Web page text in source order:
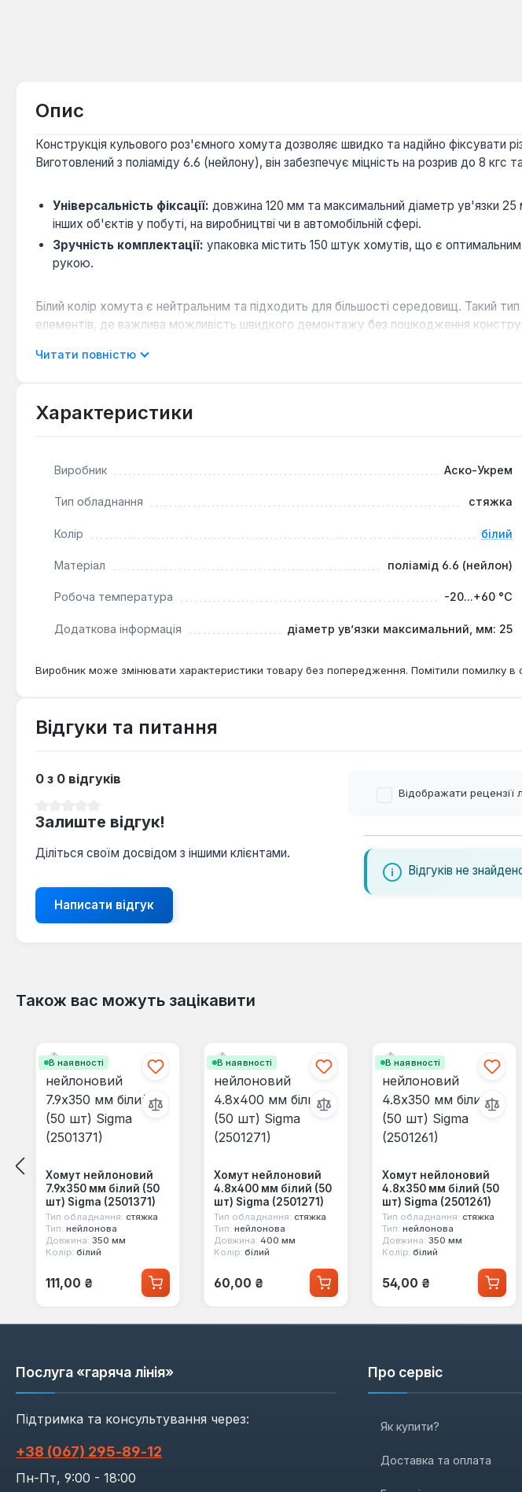
Опис
Конструкція кульового роз'ємного хомута дозволяє швидко та надійно фіксувати
Виготовлений з поліаміду 6.6 (нейлону), він забезпечує міцність на розрив до 8
Універсальність фіксації: довжина 120 мм та максимальний діаметр ув'язки 25
інших об'єктів у побуті, на виробництві чи в автомобільній сфері.
Зручність комплектації: упаковка містить 150 штук хомутів, що є
рукою.
Білий колір хомута є нейтральним та підходить для більшості середовищ. Такий
елементів, де важлива можливість швидкого демонтажу без пошкодження
Читати повністю
Характеристики
Виробник Аско-Укрем
Тип обладнання стяжка
Колір білий
Матеріал поліамід 6.6 (нейлон)
Робоча температура -20...+60 °С
Додаткова інформація діаметр ув’язки максимальний, мм: 25
Виробник може змінювати характеристики товару без попередження. Помітили помилку
Відгуки та питання
0 з 0 відгуків
Залиште відгук!
Діліться своїм досвідом з іншими клієнтами.
Написати відгук
Відображати
Відгуків не
Також вас можуть зацікавити
В наявності
Хомут нейлоновий
7.9x350 мм білий (50
шт) Sigma (2501371)
Тип обладнання: стяжка
Тип: нейлонова
Довжина: 350 мм
Колір: білий
Звичайна ціна:
111,00 ₴
В наявності
Хомут нейлоновий
4.8x400 мм білий (50
шт) Sigma (2501271)
Тип обладнання: стяжка
Тип: нейлонова
Довжина: 400 мм
Колір: білий
Звичайна ціна:
60,00 ₴
В наявності
Хомут нейлоновий
4.8x350 мм білий (50
шт) Sigma (2501261)
Тип обладнання: стяжка
Тип: нейлонова
Довжина: 350 мм
Колір: білий
Звичайна ціна:
54,00 ₴
Послуга «гаряча лінія»
Підтримка та консультування через:
+38 (067) 295‑89‑12
Пн-Пт, 9:00 - 18:00
Про сервіс
Як купити?
Доставка та оплата